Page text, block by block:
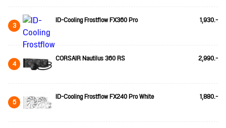
3 ID-Cooling Frostflow FX360 Pro 1,930.-
4 CORSAIR Nautilus 360 RS 2,990.-
5 ID-Cooling Frostflow FX240 Pro White 1,880.-